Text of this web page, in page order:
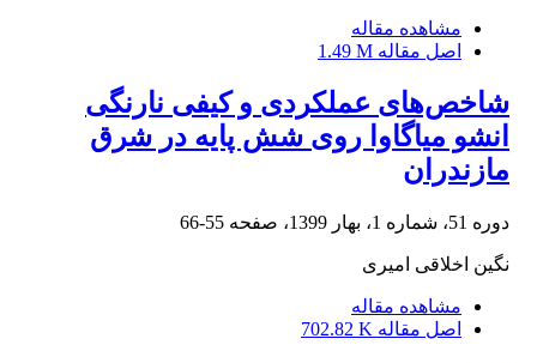
مشاهده مقاله
اصل مقاله 1.49 M
شاخص‌های عملکردی و کیفی نارنگی
‌انشو میاگاوا روی شش پایه‌ در شرق
مازندران
دوره 51، شماره 1، بهار 1399، صفحه 55-66
نگین اخلاقی امیری
مشاهده مقاله
اصل مقاله 702.82 K